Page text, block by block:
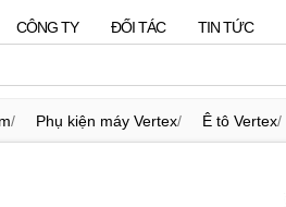
CÔNG TY ĐỐI TÁC TIN TỨC
/ Phụ kiện máy Vertex/ Ê tô Vertex/